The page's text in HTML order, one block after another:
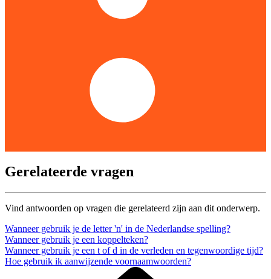
Gerelateerde vragen
Vind antwoorden op vragen die gerelateerd zijn aan dit onderwerp.
Wanneer gebruik je de letter 'n' in de Nederlandse spelling?
Wanneer gebruik je een koppelteken?
Wanneer gebruik je een t of d in de verleden en tegenwoordige tijd?
Hoe gebruik ik aanwijzende voornaamwoorden?